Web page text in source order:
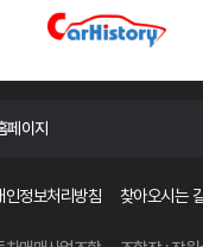
페이지
인정보처리방침 찾아오시는